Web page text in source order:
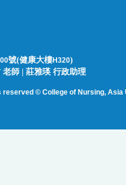
號(健康大樓H320)
師 | 莊雅瑛 行政助理
reserved © College of Nursing, Asia